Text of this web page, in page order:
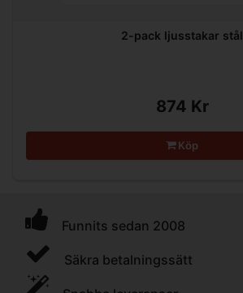
2-pack ljusstakar stål
874 Kr
Köp
Funnits sedan 2008
Säkra betalningssätt